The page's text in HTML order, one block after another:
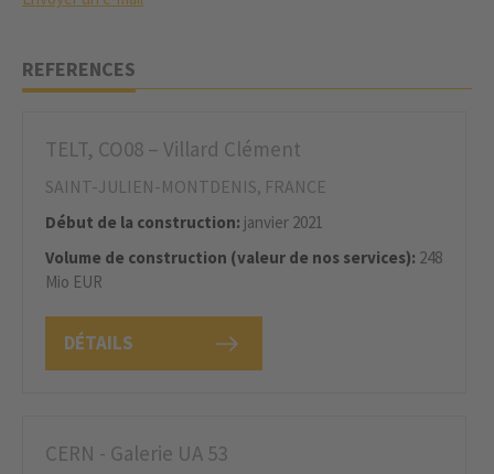
REFERENCES
DÉTAILS
TELT, CO08 – Villard Clément
SAINT-JULIEN-MONTDENIS, FRANCE
Début de la construction: janvier 2021
Volume de construction (valeur de nos services): 248
Mio EUR
CERN - Galerie UA 53